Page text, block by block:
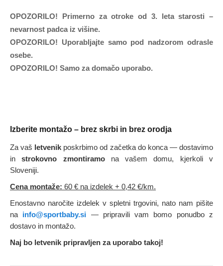
OPOZORILO! Primerno za otroke od 3. leta starosti –
nevarnost padca iz višine.
OPOZORILO! Uporabljajte samo pod nadzorom odrasle
osebe.
OPOZORILO! Samo za domačo uporabo.
Izberite montažo – brez skrbi in brez orodja
Za vaš letvenik poskrbimo od začetka do konca — dostavimo
instrokovno zmontiramona vašem domu, kjerkoli v
Sloveniji.
Cena montaže: 60 € na izdelek + 0,42 €/km.
Enostavno naročite izdelek v spletni trgovini, nato nam pišite
na info@sportbaby.si
— pripravili vam bomo ponudbo z
dostavo in montažo.
Naj bo letvenik pripravljen za uporabo takoj!